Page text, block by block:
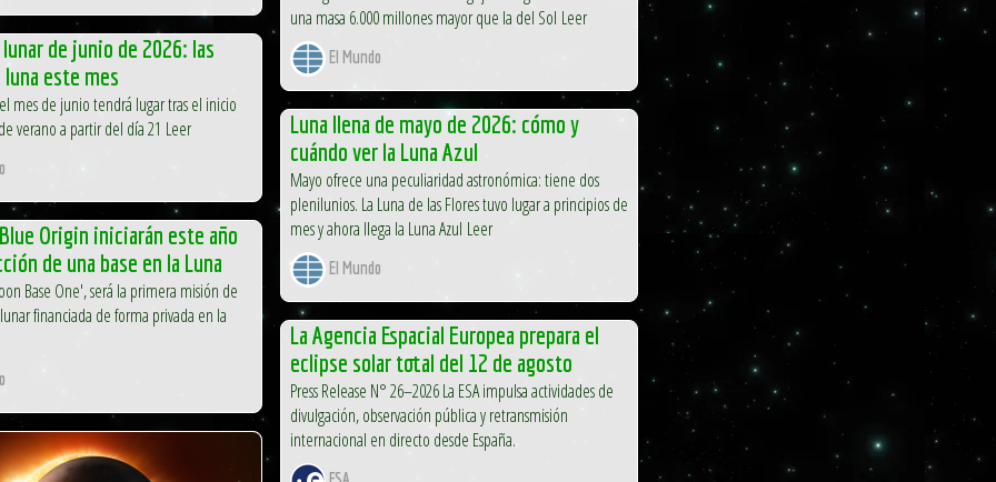
una masa 6.000 millones mayor que la del Sol Leer
El Mundo
de junio de 2026: las
luna este mes
mes de junio tendrá lugar tras el inicio
verano a partir del día 21 Leer
Luna llena de mayo de 2026: cómo y
cuándo ver la Luna Azul
Mayo ofrece una peculiaridad astronómica: tiene dos
plenilunios. La Luna de las Flores tuvo lugar a principios de
mes y ahora llega la Luna Azul Leer
El Mundo
Origin iniciarán este año
de una base en la Luna
Base One', será la primera misión de
financiada de forma privada en la
La Agencia Espacial Europea prepara el
eclipse solar total del 12 de agosto
Press Release N° 26–2026 La ESA impulsa actividades de
divulgación, observación pública y retransmisión
internacional en directo desde España.